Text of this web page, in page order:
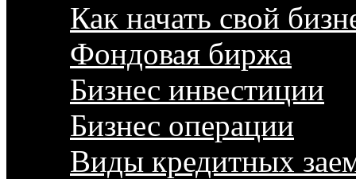
Как начать свой
Фондовая биржа
Бизнес инвестиции
Бизнес операции
Виды кредитных